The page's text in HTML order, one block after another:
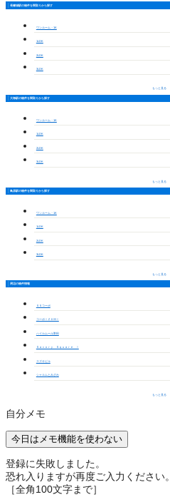
長篠城駅の物件を間取りから探す
ワンルーム・1K
1LDK
2LDK
3LDK
もっと見る
大海駅の物件を間取りから探す
ワンルーム・1K
1LDK
2LDK
3LDK
もっと見る
鳥居駅の物件を間取りから探す
ワンルーム・1K
1LDK
2LDK
3LDK
もっと見る
周辺の物件情報
ＳＳコーポ
コーポＩＺＵＭＩ
ハイカムール野田
Ｓａｖｏｒｙ Ｓｑｕａｒｅ Ⅰ
スズキビル
シャルムとみざわ
もっと見る
自分メモ
今日はメモ機能を使わない
登録に失敗しました。
恐れ入りますが再度ご入力ください。
［全角100文字まで］